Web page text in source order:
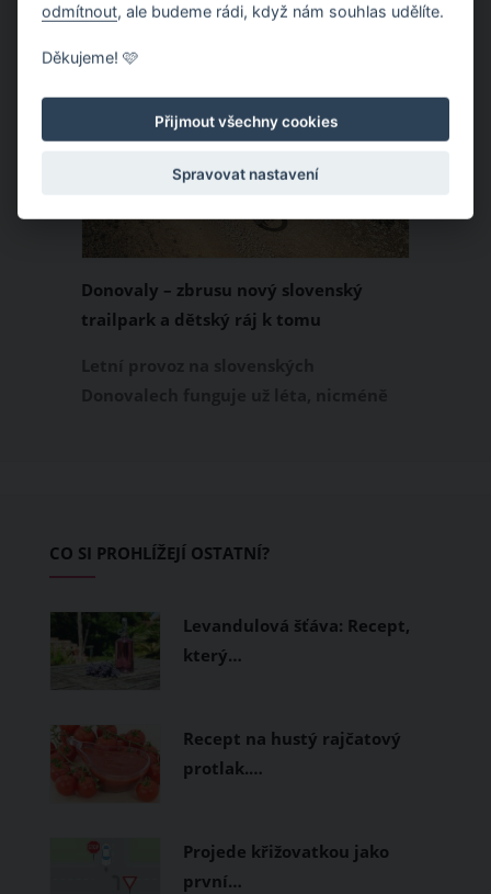
Donovaly – zbrusu nový slovenský
trailpark a dětský ráj k tomu
který svými flowtraily zaujme i
začínající jezdce.
CO SI PROHLÍŽEJÍ OSTATNÍ?
Levandulová šťáva: Recept,
který…
Recept na hustý rajčatový
protlak.…
Projede křižovatkou jako
první…
odmítnout, ale budeme rádi, když nám souhlas udělíte.
Děkujeme! 🩷
Přijmout všechny cookies
Spravovat nastavení